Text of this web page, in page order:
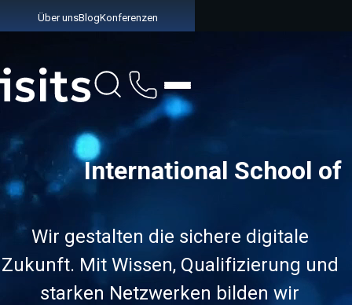
Über unsBlogKonferenzen
Link zur Startseite
International School
Wir gestalten die sichere digitale
Zukunft. Mit Wissen, Qualifizierung und
starken Netzwerken bilden wir